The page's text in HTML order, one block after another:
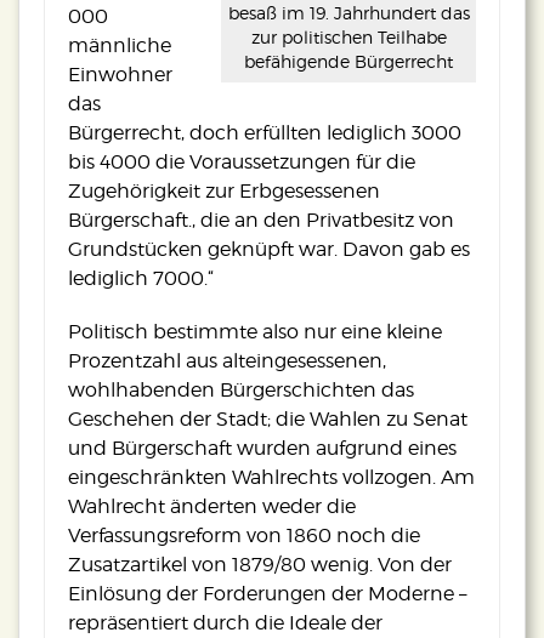
besaß im 19. Jahrhundert das
zur politischen Teilhabe
befähigende Bürgerrecht
000
männliche
Einwohner
das
Bürgerrecht, doch erfüllten lediglich 3000
bis 4000 die Voraussetzungen für die
Zugehörigkeit zur Erbgesessenen
Bürgerschaft., die an den Privatbesitz von
Grundstücken geknüpft war. Davon gab es
lediglich 7000.“
Politisch bestimmte also nur eine kleine
Prozentzahl aus alteingesessenen,
wohlhabenden Bürgerschichten das
Geschehen der Stadt; die Wahlen zu Senat
und Bürgerschaft wurden aufgrund eines
eingeschränkten Wahlrechts vollzogen. Am
Wahlrecht änderten weder die
Verfassungsreform von 1860 noch die
Zusatzartikel von 1879/80 wenig. Von der
Einlösung der Forderungen der Moderne –
repräsentiert durch die Ideale der